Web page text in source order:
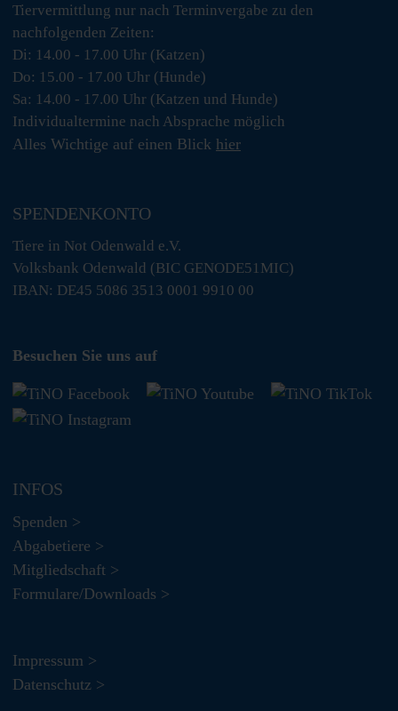
Tiervermittlung nur nach Terminvergabe zu den
nachfolgenden Zeiten:
Di: 14.00 - 17.00 Uhr (Katzen)
Do: 15.00 - 17.00 Uhr (Hunde)
Sa: 14.00 - 17.00 Uhr (Katzen und Hunde)
Individualtermine nach Absprache möglich
Alles Wichtige auf einen Blick hier
SPENDENKONTO
Tiere in Not Odenwald e.V.
Volksbank Odenwald (BIC GENODE51MIC)
IBAN: DE45 5086 3513 0001 9910 00
Besuchen Sie uns auf
INFOS
Spenden >
Abgabetiere >
Mitgliedschaft >
Formulare/Downloads >
Impressum >
Datenschutz >